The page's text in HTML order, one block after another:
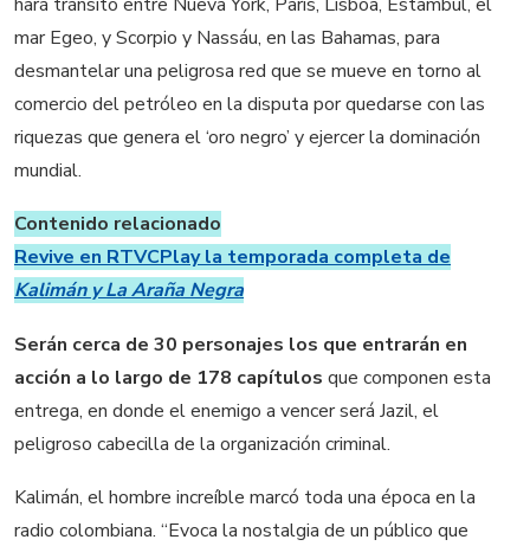
mar Egeo, y Scorpio y Nassáu, en las Bahamas, para
desmantelar una peligrosa red que se mueve en torno al
comercio del petróleo en la disputa por quedarse con las
riquezas que genera el ‘oro negro’ y ejercer la dominación
mundial.
Contenido relacionado
Revive en RTVCPlay la temporada completa de
Kalimán y La Araña Negra
Serán cerca de 30 personajes los que entrarán en
acción a lo largo de 178 capítulos que componen esta
entrega, en donde el enemigo a vencer será Jazil, el
peligroso cabecilla de la organización criminal.
Kalimán, el hombre increíble marcó toda una época en la
radio colombiana. “Evoca la nostalgia de un público que